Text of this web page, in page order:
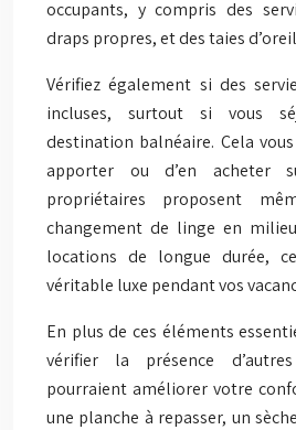
occupants, y compris des
draps propres, et des taies
Vérifiez également si des
incluses, surtout si vous
destination balnéaire. Cela
apporter ou d’en acheter
propriétaires proposent
changement de linge en
locations de longue durée,
véritable luxe pendant vos
En plus de ces éléments
vérifier la présence
pourraient améliorer votre
une planche à repasser, un